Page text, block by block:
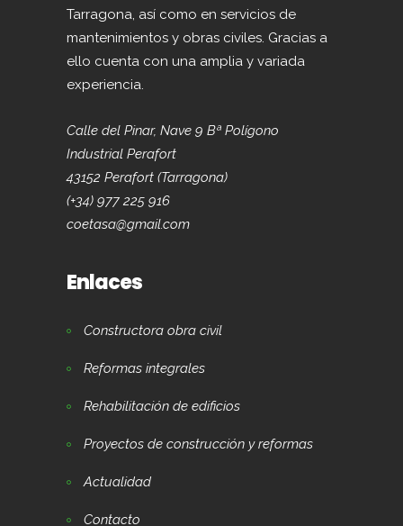
Tarragona, así como en servicios de
mantenimientos y obras civiles. Gracias a
ello cuenta con una amplia y variada
experiencia.
Calle del Pinar, Nave 9 Bª Polígono
Industrial Perafort
43152 Perafort (Tarragona)
(+34) 977 225 916
coetasa@gmail.com
Enlaces
Constructora obra civil
Reformas integrales
Rehabilitación de edificios
Proyectos de construcción y reformas
Actualidad
Contacto